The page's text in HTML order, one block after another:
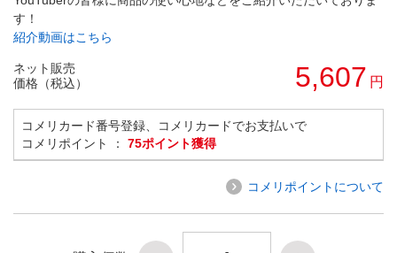
す！
紹介動画はこちら
ネット販売
価格（税込）
5,607 円
コメリカード番号登録、コメリカードでお支払いで
コメリポイント ： 75ポイント獲得
コメリポイントについて